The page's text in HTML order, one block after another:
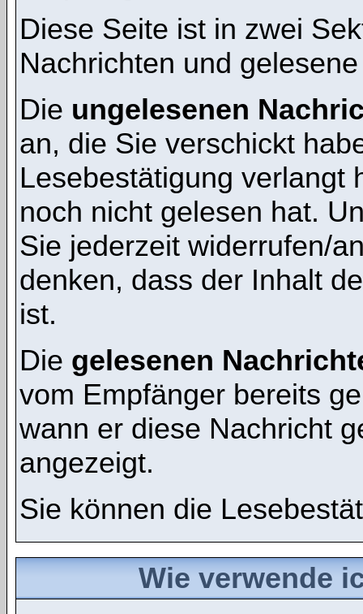
Diese Seite ist in zwei
Nachrichten und
Die ungelesenen
an, die Sie verschickt
Lesebestätigung verlangt
noch nicht gelesen hat.
Sie jederzeit widerrufen/
denken, dass der Inhalt
ist.
Die gelesenen
vom Empfänger bereits
wann er diese Nachricht
angezeigt.
Sie können die
Wie verwende